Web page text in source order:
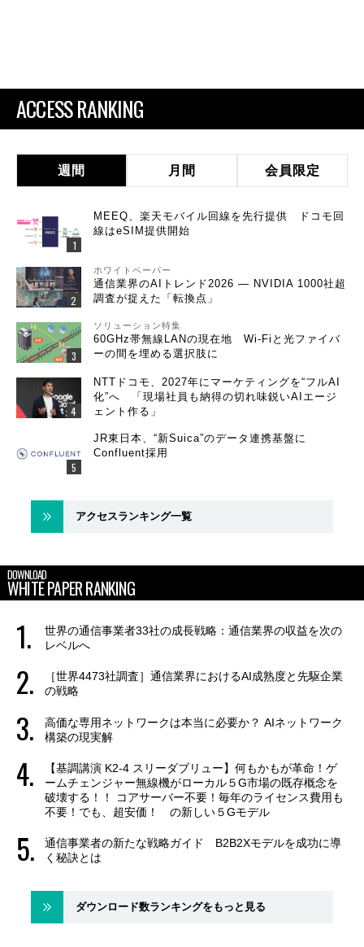
ACCESS RANKING
週間 月間 会員限定
MEEQ、楽天モバイル回線を先行提供 ドコモ回
線はeSIM提供開始
ホワイトペーパー
通信業界のAIトレンド2026 ― NVIDIA 1000社超
調査が捉えた「転換点」
ソリューション特集
60GHz帯無線LANの現在地 Wi-Fiと光ファイバ
ーの間を埋める選択肢に
NTTドコモ、2027年にマーケティングを“フルAI
化”へ 「現場社員も納得の切れ味鋭いAIエージ
ェント作る」
JR東日本、“新Suica”のデータ連携基盤に
Confluent採用
アクセスランキング一覧
DOWNLOAD
WHITE PAPER RANKING
世界の通信事業者33社の成長戦略：通信業界の収益を次の
レベルへ
［世界4473社調査］通信業界におけるAI成熟度と先駆企業
の戦略
高価な専用ネットワークは本当に必要か？ AIネットワーク
構築の現実解
【基調講演 K2-4 スリーダブリュー】何もかもが革命！ゲ
ームチェンジャー無線機がローカル５G市場の既存概念を
破壊する！！ コアサーバー不要！毎年のライセンス費用も
不要！でも、超安価！ の新しい５Gモデル
通信事業者の新たな戦略ガイド B2B2Xモデルを成功に導
く秘訣とは
ダウンロード数ランキングをもっと見る